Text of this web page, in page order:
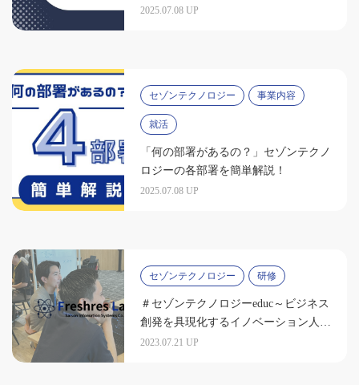
2025.07.08 UP
セゾンテクノロジー 事業内容
就活
「何の部署があるの？」セゾンテクノ
ロジーの各部署を簡単解説！
2025.07.08 UP
セゾンテクノロジー 研修
＃セゾンテクノロジーeduc～ビジネス
創発を具現化するイノベーション人材
の育成～
2023.07.21 UP